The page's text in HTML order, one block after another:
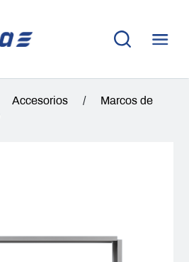
Accesorios /
Marcos de